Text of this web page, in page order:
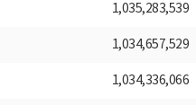
1,035,283,539
1,034,657,529
1,034,336,066